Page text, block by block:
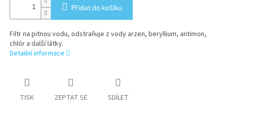
Přidat do košíku
Filtr na pitnou vodu, odstraňuje z vody arzen, beryllium, antimon,
chlór a další látky.
Detailní informace
TISK ZEPTAT SE SDÍLET